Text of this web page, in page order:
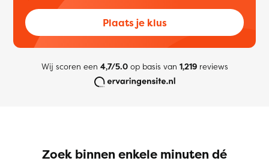
Plaats je klus
Wij scoren een 4,7/5.0op basis van 1,219reviews
Zoek binnen enkele minuten dé